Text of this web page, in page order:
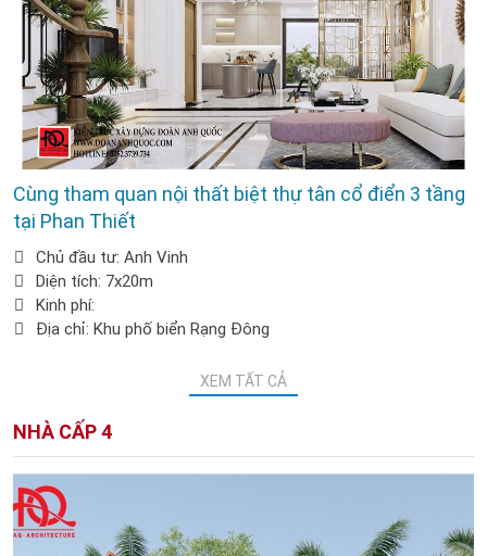
Cùng tham quan nội thất biệt thự tân cổ điển 3 tầng
tại Phan Thiết
Chủ đầu tư: Anh Vinh
Diện tích: 7x20m
Kinh phí:
Địa chỉ: Khu phố biển Rạng Đông
XEM TẤT CẢ
NHÀ CẤP 4